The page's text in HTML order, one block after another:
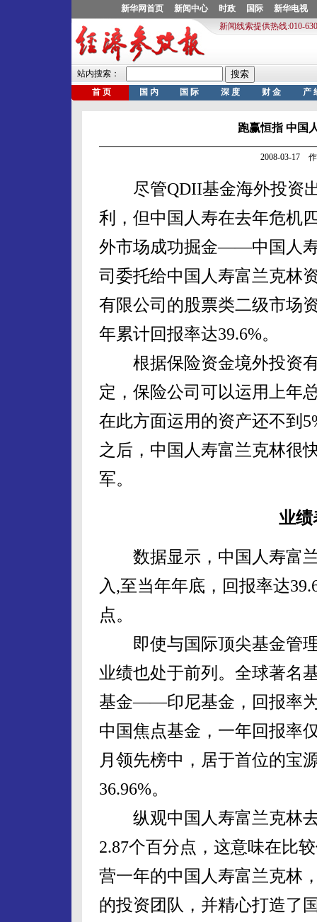
跑赢恒指 中国
2008-03-17
尽管QDII基金海外投资
利，但中国人寿在去年危机
外市场成功掘金——中国人
司委托给中国人寿富兰克林
有限公司的股票类二级市场
年累计回报率达39.6%。
根据保险资金境外投资
定，保险公司可以运用上年
在此方面运用的资产还不到
之后，中国人寿富兰克林很
军。
业绩
数据显示，中国人寿富兰
入,至当年年底，回报率达
点。
即使与国际顶尖基金管理
业绩也处于前列。全球著名
基金——印尼基金，回报率
中国焦点基金，一年回报率
月领先榜中，居于首位的宝
36.96%。
纵观中国人寿富兰克林去
2.87个百分点，这意味在比
营一年的中国人寿富兰克林
的投资团队，并精心打造了